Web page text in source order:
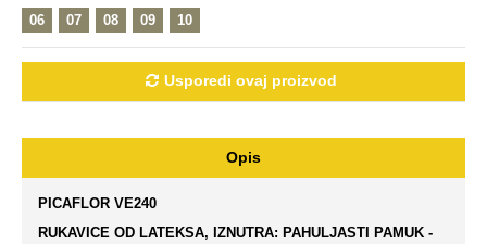
06 07 08 09 10
Usporedi ovaj proizvod
Opis
PICAFLOR VE240
RUKAVICE OD LATEKSA, IZNUTRA: PAHULJASTI PAMUK -